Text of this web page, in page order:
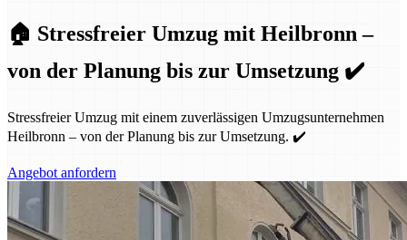
🏠 Stressfreier Umzug mit Heilbronn –
von der Planung bis zur Umsetzung ✔️
Stressfreier Umzug mit einem zuverlässigen Umzugsunternehmen
Heilbronn – von der Planung bis zur Umsetzung. ✔️
Angebot anfordern